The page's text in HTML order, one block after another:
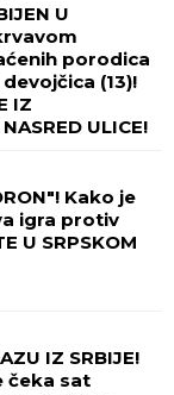
U
porodica
(13)!
IZ
ULICE!
Kako je
igra protiv
U SRPSKOM
IZ SRBIJE!
čeka sat